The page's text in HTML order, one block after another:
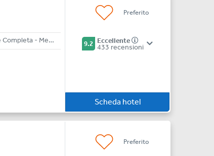
All Inclusive - Pensione Completa - Mezza Pensione - Bed & Breakfast
Preferito
9.2 Eccellente
433 recensioni
Scheda hotel
Preferito